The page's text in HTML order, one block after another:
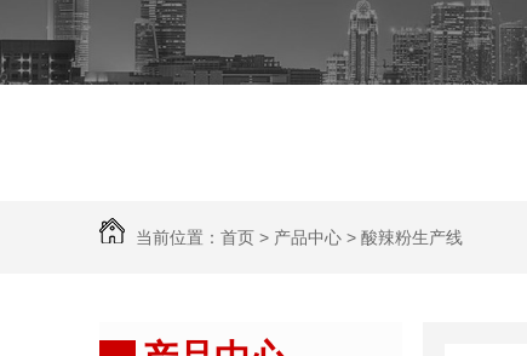
当前位置： 首页 > 产品中心 > 酸辣粉生产线